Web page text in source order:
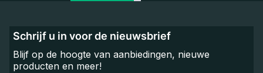
Schrijf u in voor de nieuwsbrief
Blijf op de hoogte van aanbiedingen, nieuwe
producten en meer!